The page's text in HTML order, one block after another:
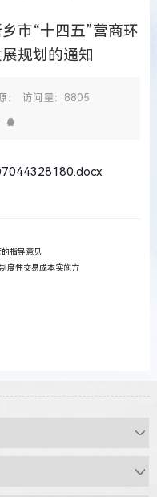
市“十四五”营商环
规划的通知
： 访问量：8805
指导意见
度性交易成本实施方